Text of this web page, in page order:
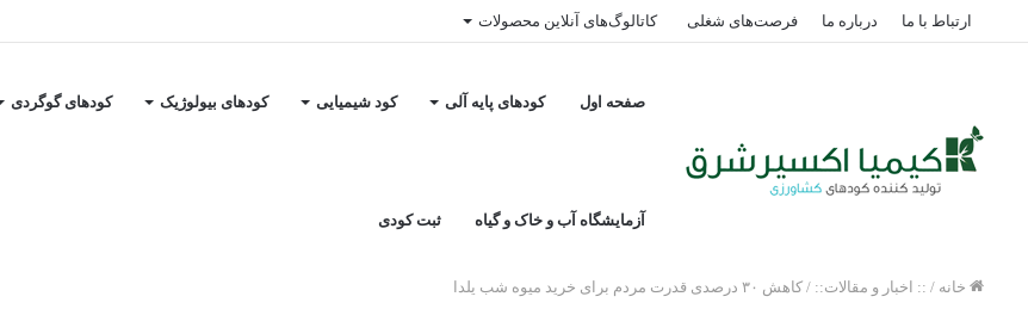
ارتباط با ما درباره ما فرصت‌های شغلی کاتالوگ‌های آنلاین محصولات
صفحه اول کودهای پایه آلی کود شیمیایی کودهای بیولوژیک کودهای گوگردی
آزمایشگاه آب و خاک و گیاه ثبت کودی
خانه / :: اخبار و مقالات:: / کاهش ۳۰ درصدی قدرت مردم برای خرید میوه شب یلدا